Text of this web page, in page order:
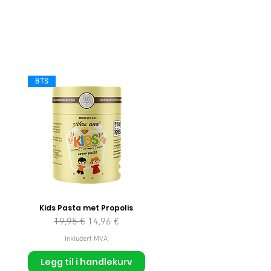
BTS
Kids Pasta met Propolis
Vanlig pris
19,95 € Salgspris
14,96 €
Inkludert MVA
Legg til i handlekurv